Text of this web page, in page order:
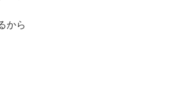
から